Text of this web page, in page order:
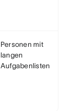
Personen mit
langen
Aufgabenlisten